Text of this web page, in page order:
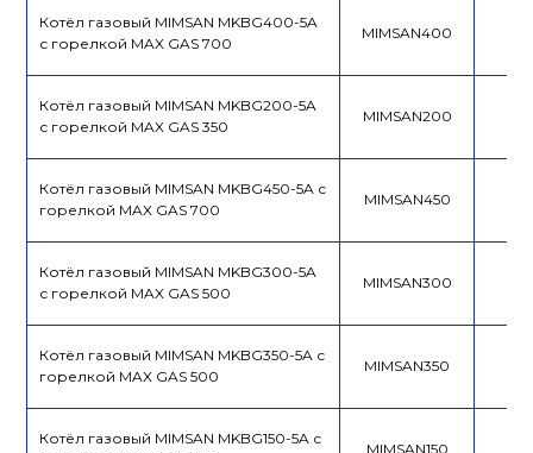
Котёл газовый MIMSAN MKBG400-5A
с горелкой MAX GAS 700
MIMSAN400
Котёл газовый MIMSAN MKBG200-5A
с горелкой MAX GAS 350
MIMSAN200
Котёл газовый MIMSAN MKBG450-5A с
горелкой MAX GAS 700
MIMSAN450
Котёл газовый MIMSAN MKBG300-5A
с горелкой MAX GAS 500
MIMSAN300
Котёл газовый MIMSAN MKBG350-5A с
горелкой MAX GAS 500
MIMSAN350
Котёл газовый MIMSAN MKBG150-5A с
MIMSAN150